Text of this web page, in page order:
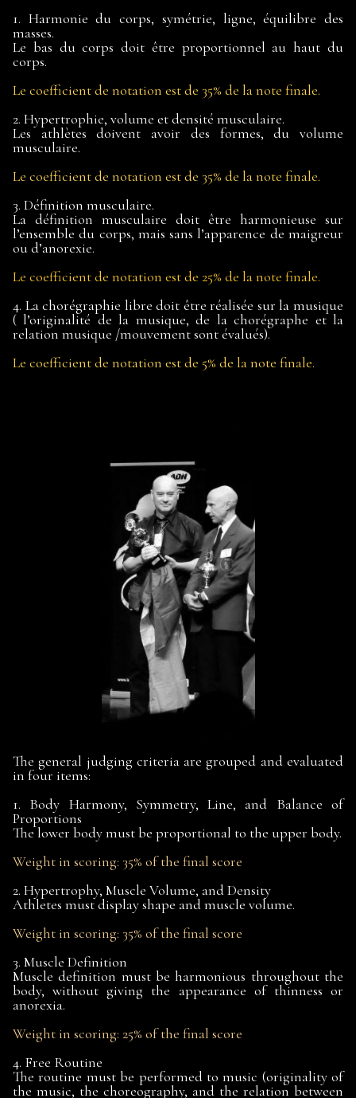
1. Harmonie du corps, symétrie, ligne, équilibre des
masses.
Le bas du corps doit être proportionnel au haut du
corps.
Le coefficient de notation est de 35% de la note finale.
2. Hypertrophie, volume et densité musculaire.
Les athlètes doivent avoir des formes, du volume
musculaire.
Le coefficient de notation est de 35% de la note finale.
3. Définition musculaire.
La définition musculaire doit être harmonieuse sur
l’ensemble du corps, mais sans l’apparence de maigreur
ou d’anorexie.
Le coefficient de notation est de 25% de la note finale.
4. La chorégraphie libre doit être réalisée sur la musique
( l’originalité de la musique, de la chorégraphe et la
relation musique /mouvement sont évalués).
Le coefficient de notation est de 5% de la note finale.
The general judging criteria are grouped and evaluated
in four items:
1. Body Harmony, Symmetry, Line, and Balance of
Proportions
The lower body must be proportional to the upper body.
Weight in scoring: 35% of the final score
2. Hypertrophy, Muscle Volume, and Density
Athletes must display shape and muscle volume.
Weight in scoring: 35% of the final score
3. Muscle Definition
Muscle definition must be harmonious throughout the
body, without giving the appearance of thinness or
anorexia.
Weight in scoring: 25% of the final score
4. Free Routine
The routine must be performed to music (originality of
the music, the choreography, and the relation between